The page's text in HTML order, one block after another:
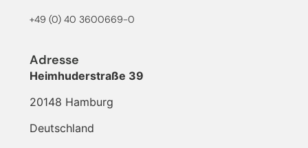
+49 (0) 40 3600669-0
Adresse
Heimhuderstraße 39
20148 Hamburg
Deutschland